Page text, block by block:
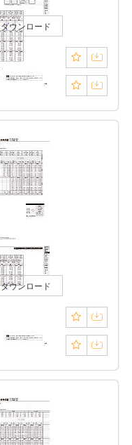
ダウンロード
ダウンロード